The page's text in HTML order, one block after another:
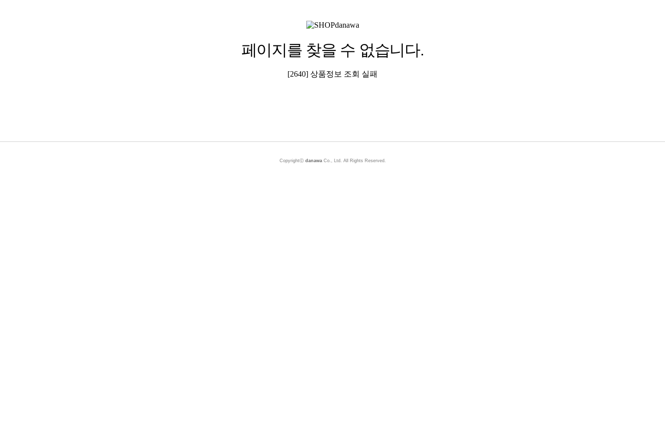
페이지를 찾을 수 없습니다.
[2640] 상품정보 조회 실패
Copyrightⓒ danawaCo., Ltd. All Rights Reserved.